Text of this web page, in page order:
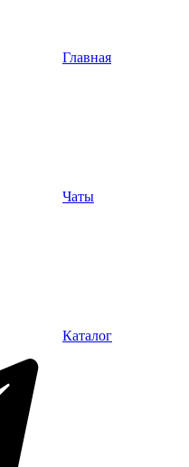
Главная
Чаты
Каталог